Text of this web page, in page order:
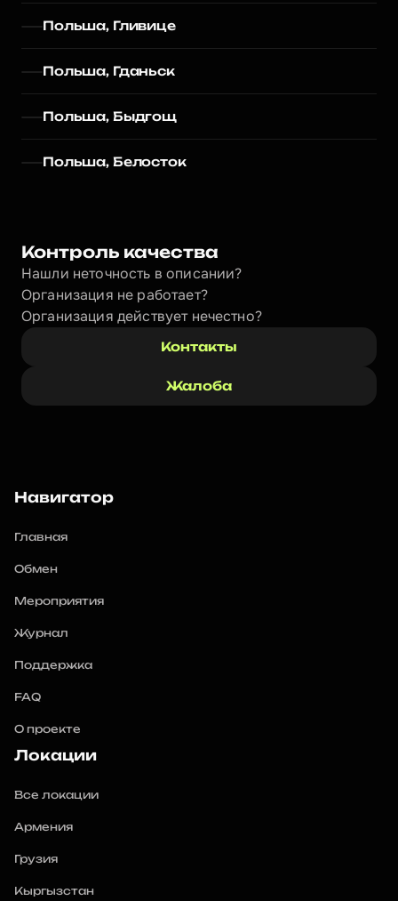
Польша, Гливице
Польша, Гданьск
Польша, Быдгощ
Польша, Белосток
Контроль качества
Нашли неточность в описании?
Организация не работает?
Организация действует нечестно?
Контакты
Жалоба
Навигатор
Главная
Обмен
Мероприятия
Журнал
Поддержка
FAQ
О проекте
Локации
Все локации
Армения
Грузия
Кыргызстан